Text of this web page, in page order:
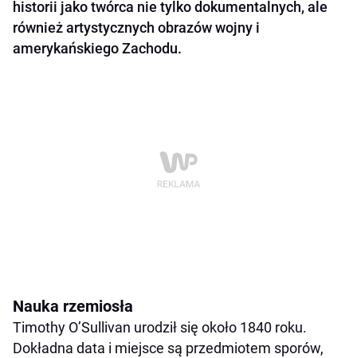
historii jako twórca nie tylko dokumentalnych, ale
również artystycznych obrazów wojny i
amerykańskiego Zachodu.
Nauka rzemiosła
Timothy O’Sullivan urodził się około 1840 roku.
Dokładna data i miejsce są przedmiotem sporów,